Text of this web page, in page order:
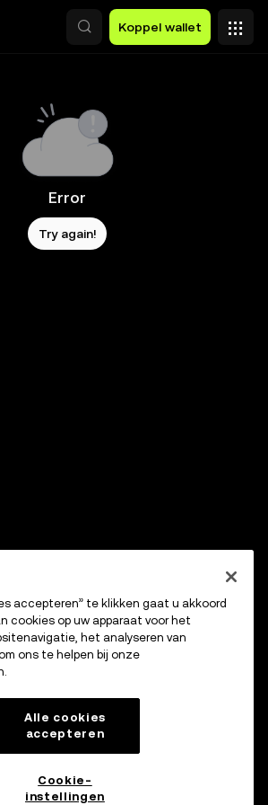
Koppel wallet
Error
Try again!
accepteren” te klikken gaat u akkoord
cookies op uw apparaat voor het
het analyseren van
ons te helpen bij onze
Alle cookies
accepteren
Cookie-
instellingen